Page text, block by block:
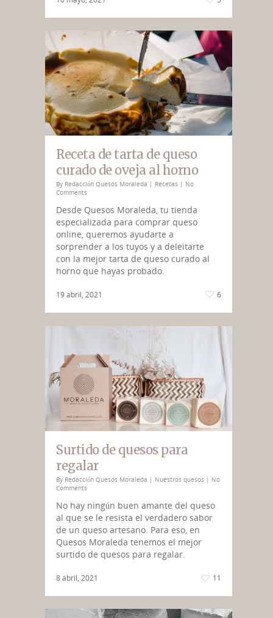
Receta de tarta de queso
curado de oveja al horno
By Redacción Quesos Moraleda | Recetas | No
Comments
Desde Quesos Moraleda, tu tienda
especializada para comprar queso
online, queremos ayudarte a
sorprender a los tuyos y a deleitarte
con la mejor tarta de queso curado al
horno que hayas probado.
19 abril, 2021 6
Surtido de quesos para
regalar
By Redacción Quesos Moraleda | Nuestros quesos | No
Comments
No hay ningún buen amante del queso
al que se le resista el verdadero sabor
de un queso artesano. Para eso, en
Quesos Moraleda tenemos el mejor
surtido de quesos para regalar.
8 abril, 2021 11